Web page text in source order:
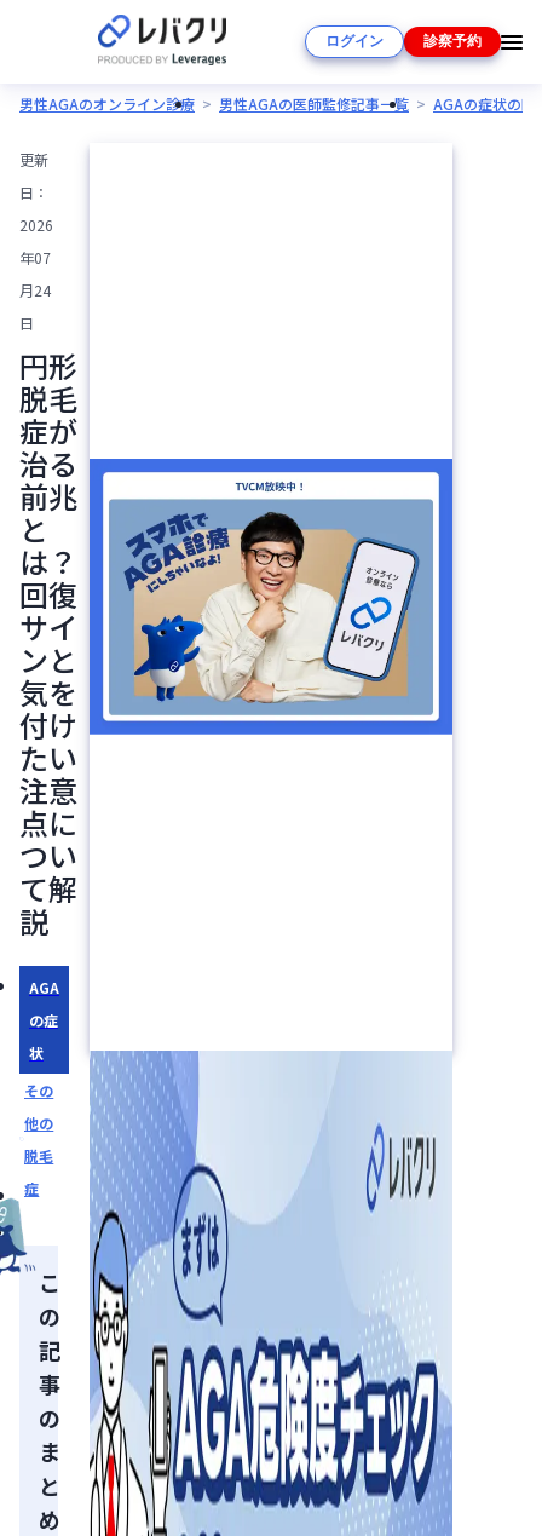
ログイン 診察予約
男性AGAのオンライン診療 男性AGAの医師監修記事一覧 AGAの症状の医
更新
日：
2026
年07
月24
日
円形
脱毛
症が
治る
前兆
と
は？
回復
サイ
ンと
気を
付け
たい
注意
点に
つい
て解
説
AGA
の症
状
その
他の
脱毛
症
こ
の
記
事
の
ま
と
め